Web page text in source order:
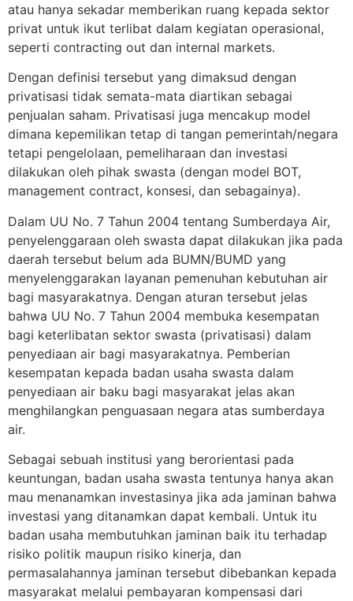
atau hanya sekadar memberikan ruang kepada sektor
privat untuk ikut terlibat dalam kegiatan operasional,
seperti contracting out dan internal markets.
Dengan definisi tersebut yang dimaksud dengan
privatisasi tidak semata-mata diartikan sebagai
penjualan saham. Privatisasi juga mencakup model
dimana kepemilikan tetap di tangan pemerintah/negara
tetapi pengelolaan, pemeliharaan dan investasi
dilakukan oleh pihak swasta (dengan model BOT,
management contract, konsesi, dan sebagainya).
Dalam UU No. 7 Tahun 2004 tentang Sumberdaya Air,
penyelenggaraan oleh swasta dapat dilakukan jika pada
daerah tersebut belum ada BUMN/BUMD yang
menyelenggarakan layanan pemenuhan kebutuhan air
bagi masyarakatnya. Dengan aturan tersebut jelas
bahwa UU No. 7 Tahun 2004 membuka kesempatan
bagi keterlibatan sektor swasta (privatisasi) dalam
penyediaan air bagi masyarakatnya. Pemberian
kesempatan kepada badan usaha swasta dalam
penyediaan air baku bagi masyarakat jelas akan
menghilangkan penguasaan negara atas sumberdaya
air.
Sebagai sebuah institusi yang berorientasi pada
keuntungan, badan usaha swasta tentunya hanya akan
mau menanamkan investasinya jika ada jaminan bahwa
investasi yang ditanamkan dapat kembali. Untuk itu
badan usaha membutuhkan jaminan baik itu terhadap
risiko politik maupun risiko kinerja, dan
permasalahannya jaminan tersebut dibebankan kepada
masyarakat melalui pembayaran kompensasi dari